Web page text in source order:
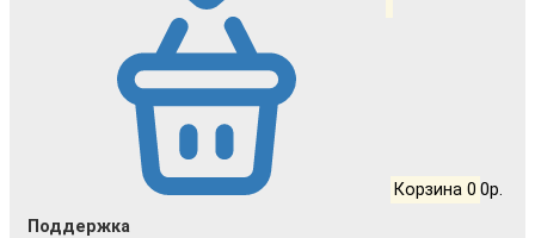
Корзина 0 0р.
Поддержка